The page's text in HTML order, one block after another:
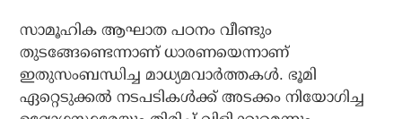
സാമൂഹിക ആഘാത പഠനം വീണ്ടും
തുടങ്ങേണ്ടെന്നാണ് ധാരണയെന്നാണ്
ഇതുസംബന്ധിച്ച മാധ്യമവാര്‍ത്തകള്‍. ഭൂമി
ഏറ്റെടുക്കല്‍ നടപടികള്‍ക്ക് അടക്കം നിയോഗിച്ച